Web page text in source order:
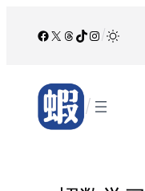
Facebook
X Threads
TikTok
Instagram
/
/